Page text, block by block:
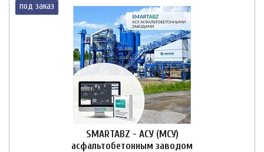
под заказ
SMARTABZ - АСУ (МСУ)
асфальтобетонным заводом